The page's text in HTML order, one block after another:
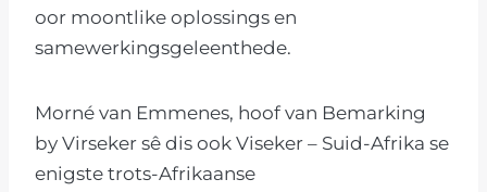
oor moontlike oplossings en
samewerkingsgeleenthede.
Morné van Emmenes, hoof van Bemarking
by Virseker sê dis ook Viseker – Suid-Afrika se
enigste trots-Afrikaanse